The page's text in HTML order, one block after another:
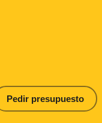
Pedir presupuesto